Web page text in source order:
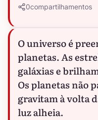
0compartilhamentos
O universo é
planetas. As
galáxias e
Os planetas não
gravitam à volta
luz alheia.